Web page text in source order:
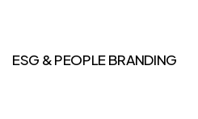
ESG & PEOPLE BRANDING